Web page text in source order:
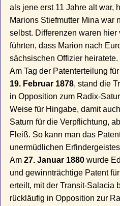
als jene erst 11 Jahre alt war,
Marions Stiefmutter Mina war
selbst. Differenzen waren hier
führten, dass Marion nach
sächsischen Offizier heiratete.
Am Tag der Patenterteilung
19. Februar 1878, stand die
in Opposition zum Radix-
Weise für Hingabe, damit
Saturn für die Verpflichtung,
Fleiß. So kann man das
unermüdlichen
Am27. Januar 1880 wurde
und gewinnträchtige Patent
erteilt, mit der Transit-Salacia
rückläufig in Opposition zur